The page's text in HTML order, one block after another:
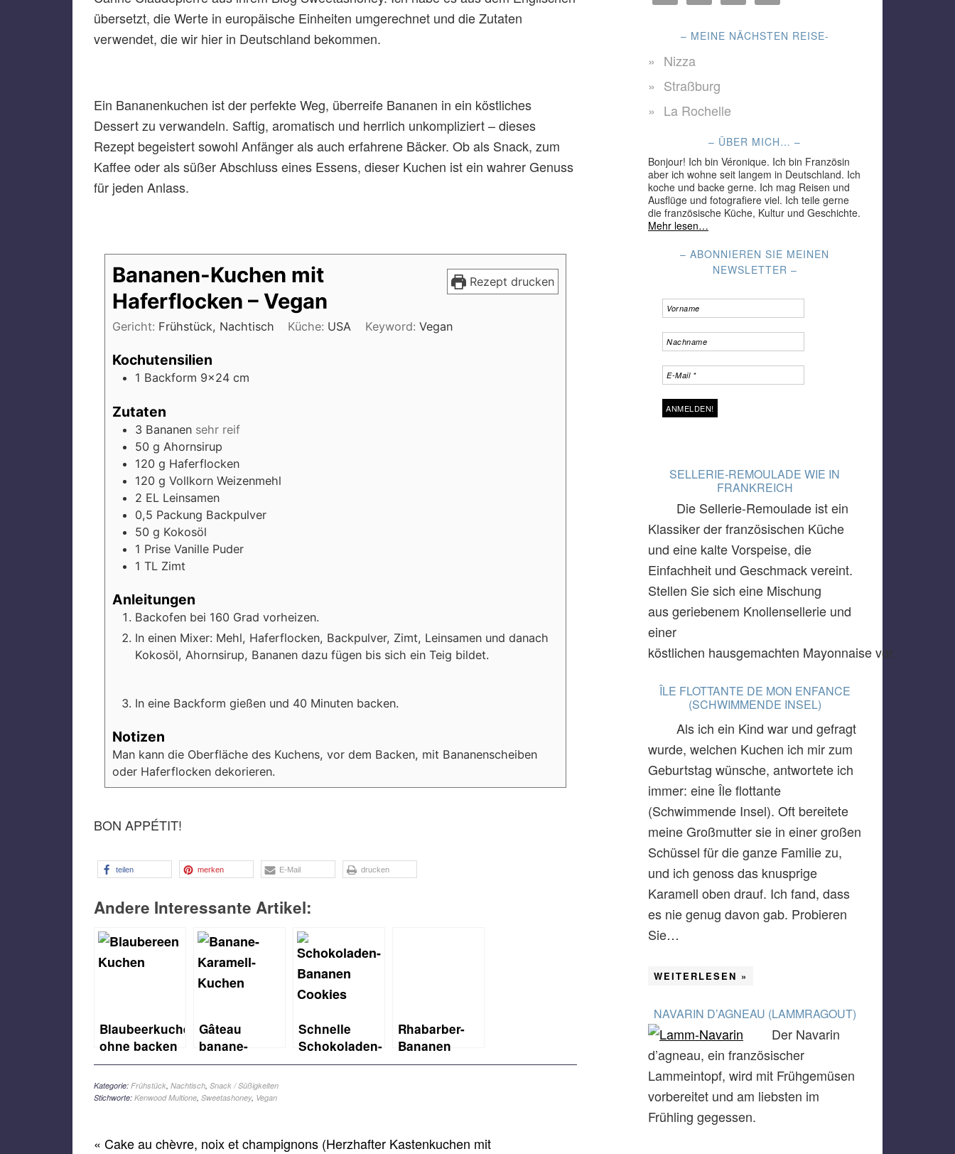
übersetzt, die Werte in europäische Einheiten umgerechnet und die Zutaten
verwendet, die wir hier in Deutschland bekommen.
Ein Bananenkuchen ist der perfekte Weg, überreife Bananen in ein köstliches
Dessert zu verwandeln. Saftig, aromatisch und herrlich unkompliziert – dieses
Rezept begeistert sowohl Anfänger als auch erfahrene Bäcker. Ob als Snack, zum
Kaffee oder als süßer Abschluss eines Essens, dieser Kuchen ist ein wahrer Genuss
für jeden Anlass.
Rezept drucken
Bananen-Kuchen mit
Haferflocken – Vegan
Gericht: Frühstück, Nachtisch Küche: USA Keyword: Vegan
Kochutensilien
1 Backform 9×24 cm
Zutaten
3 Bananen sehr reif
50 g Ahornsirup
120 g Haferflocken
120 g Vollkorn Weizenmehl
2 EL Leinsamen
0,5 Packung Backpulver
50 g Kokosöl
1 Prise Vanille Puder
1 TL Zimt
Anleitungen
Backofen bei 160 Grad vorheizen.
In einen Mixer: Mehl, Haferflocken, Backpulver, Zimt, Leinsamen und danach
Kokosöl, Ahornsirup, Bananen dazu fügen bis sich ein Teig bildet.
In eine Backform gießen und 40 Minuten backen.
Notizen
Man kann die Oberfläche des Kuchens, vor dem Backen, mit Bananenscheiben
oder Haferflocken dekorieren.
BON APPÉTIT!
teilen merken E-Mail drucken
Andere Interessante Artikel:
Blaubeerkuchen
ohne backen
und vegan
Gâteau
banane-
carambar
(Bananen-
Karamell-
Schnelle
Schokoladen-
Bananen
Rhabarber-
Bananen
Streuselkuchen
Kategorie: Frühstück, Nachtisch, Snack / Süßigkeiten
Stichworte: Kenwood Multione, Sweetashoney, Vegan
« Cake au chèvre, noix et champignons (Herzhafter Kastenkuchen mit
– MEINE NÄCHSTEN REISE-
Nizza
Straßburg
La Rochelle
– ÜBER MICH… –
Bonjour! Ich bin Véronique. Ich bin Französin
aber ich wohne seit langem in Deutschland. Ich
koche und backe gerne. Ich mag Reisen und
Ausflüge und fotografiere viel. Ich teile gerne
die französische Küche, Kultur und Geschichte.
Mehr lesen…
– ABONNIEREN SIE MEINEN
NEWSLETTER –
SELLERIE-REMOULADE WIE IN
FRANKREICH
Die Sellerie-Remoulade ist ein
Klassiker der französischen Küche
und eine kalte Vorspeise, die
Einfachheit und Geschmack vereint.
Stellen Sie sich eine Mischung
aus geriebenem Knollensellerie und
einer
köstlichen hausgemachten Mayonnaise vor.
ÎLE FLOTTANTE DE MON ENFANCE
(SCHWIMMENDE INSEL)
Als ich ein Kind war und gefragt
wurde, welchen Kuchen ich mir zum
Geburtstag wünsche, antwortete ich
immer: eine Île flottante
(Schwimmende Insel). Oft bereitete
meine Großmutter sie in einer großen
Schüssel für die ganze Familie zu,
und ich genoss das knusprige
Karamell oben drauf. Ich fand, dass
es nie genug davon gab. Probieren
Sie…
WEITERLESEN »
NAVARIN D’AGNEAU (LAMMRAGOUT)
Der Navarin
d’agneau, ein französischer
Lammeintopf, wird mit Frühgemüsen
vorbereitet und am liebsten im
Frühling gegessen.